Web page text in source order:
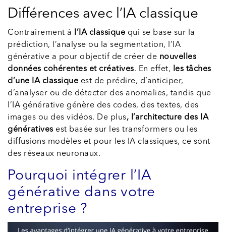
Différences avec l’IA classique
Contrairement à l’IA classique qui se base sur la
prédiction, l’analyse ou la segmentation, l’IA
générative a pour objectif de créer de nouvelles
données cohérentes et créatives. En effet,
les tâches
d’une IA classique est de prédire, d’anticiper,
d’analyser ou de détecter des anomalies, tandis que
l’IA générative génère des codes, des textes, des
images ou des vidéos. De plus, l’architecture des IA
génératives est basée sur les transformers ou les
diffusions modèles et pour les IA classiques, ce sont
des réseaux neuronaux.
Pourquoi intégrer l’IA
générative dans votre
entreprise ?